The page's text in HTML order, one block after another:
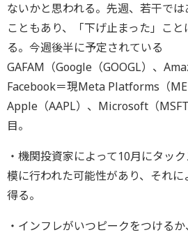
ないかと思われる。先週、若干で
こともあり、「下げ止まった」こ
る。今週後半に予定されている
GAFAM（Google（GOOGL）、
Facebook＝現Meta Platforms（
Apple（AAPL）、Microsoft（
目。
・機関投資家によって10月にタッ
模に行われた可能性があり、それ
得る。
・インフレがいつピークをつける